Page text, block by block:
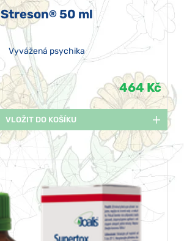
Streson® 50 ml
Vyvážená psychika
464 Kč
VLOŽIT DO KOŠÍKU